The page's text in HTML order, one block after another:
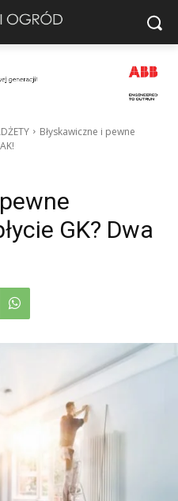
Błyskawiczne i pewne
GK? Dwa